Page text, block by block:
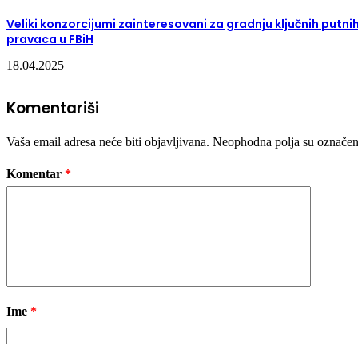
Veliki konzorcijumi zainteresovani za gradnju ključnih putnih
pravaca u FBiH
18.04.2025
Komentariši
Vaša email adresa neće biti objavljivana. Neophodna polja su
Komentar *
Ime *